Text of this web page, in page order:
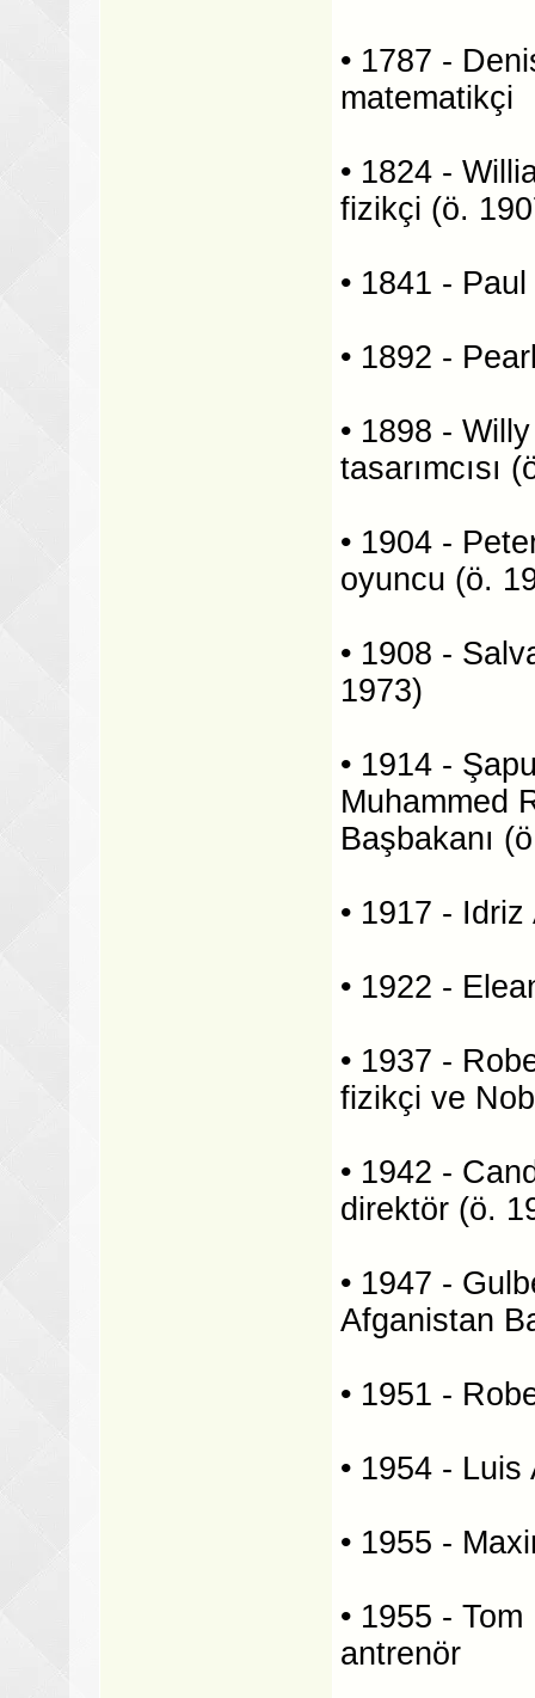
• 1787 -
matematikçi
• 1824 -
fizikçi (ö.
• 1841 -
• 1892 -
• 1898 -
tasarımcısı
• 1904 -
oyuncu (ö.
• 1908 -
1973)
• 1914 -
Muhammed
Başbakanı
• 1917 -
• 1922 -
• 1937 -
fizikçi ve
• 1942 -
direktör (ö.
• 1947 -
Afganistan
• 1951 -
• 1954 -
• 1955 -
• 1955 -
antrenör